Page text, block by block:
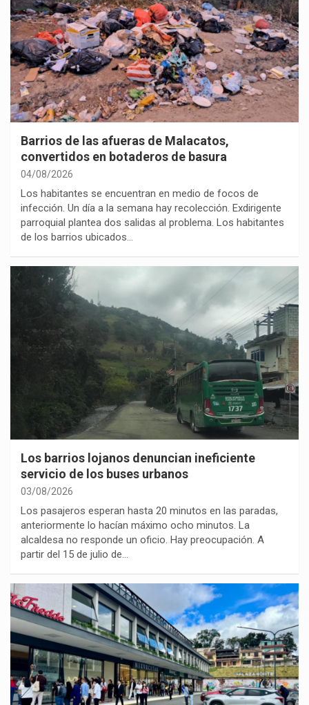
Barrios de las afueras de Malacatos,
convertidos en botaderos de basura
04/08/2026
Los habitantes se encuentran en medio de focos de
infección. Un día a la semana hay recolección. Exdirigente
parroquial plantea dos salidas al problema. Los habitantes
de los barrios ubicados…
Los barrios lojanos denuncian ineficiente
servicio de los buses urbanos
03/08/2026
Los pasajeros esperan hasta 20 minutos en las paradas,
anteriormente lo hacían máximo ocho minutos. La
alcaldesa no responde un oficio. Hay preocupación. A
partir del 15 de julio de…